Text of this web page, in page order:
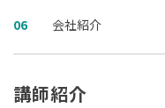
06 会社紹介
講師紹介